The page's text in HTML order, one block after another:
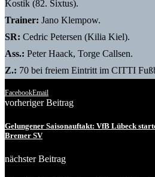
Kostik (82. Sixtus).
Trainer: Jano Klempow.
SR: Cedric Petersen (Kilia Kiel).
Ass.: Peter Haack, Torge Callsen.
Z.: 70 bei freiem Eintritt im CITTI
FacebookEmail
vorheriger Beitrag
Gelungener Saisonauftakt: VfB Lübeck
Bremer SV
nächster Beitrag